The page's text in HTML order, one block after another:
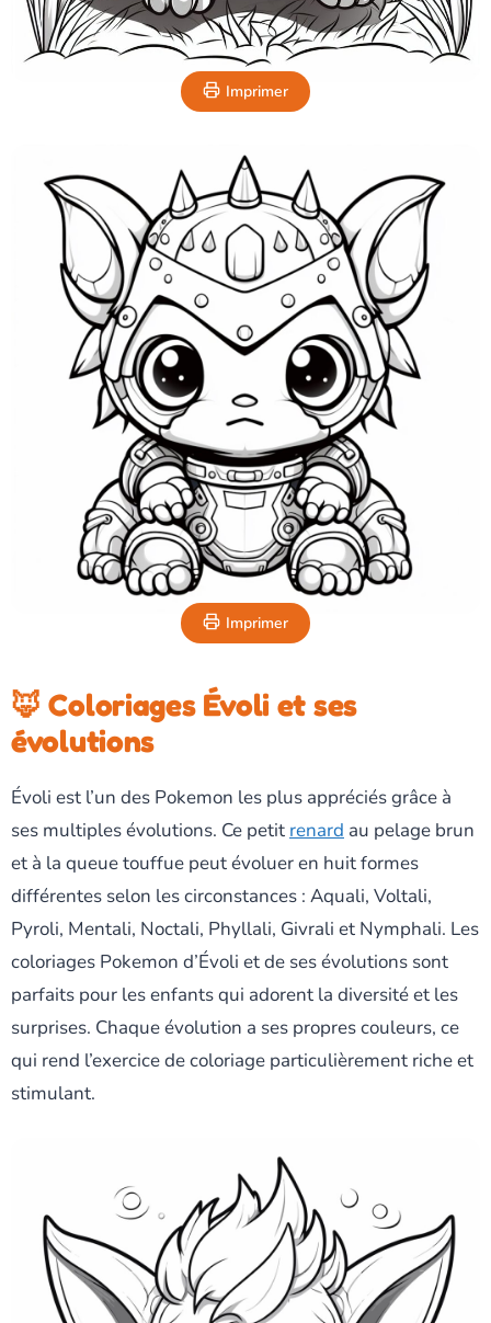
Imprimer
Imprimer
🦊 Coloriages Évoli et ses
évolutions
Évoli est l’un des Pokemon les plus appréciés grâce à
ses multiples évolutions. Ce petit renard au pelage brun
et à la queue touffue peut évoluer en huit formes
différentes selon les circonstances : Aquali, Voltali,
Pyroli, Mentali, Noctali, Phyllali, Givrali et Nymphali. Les
coloriages Pokemon d’Évoli et de ses évolutions sont
parfaits pour les enfants qui adorent la diversité et les
surprises. Chaque évolution a ses propres couleurs, ce
qui rend l’exercice de coloriage particulièrement riche et
stimulant.